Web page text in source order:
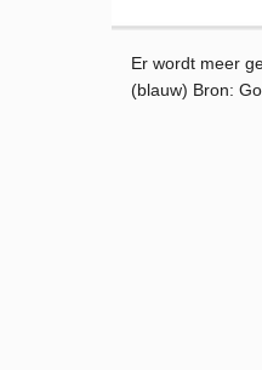
Er wordt meer
(blauw) Bron: